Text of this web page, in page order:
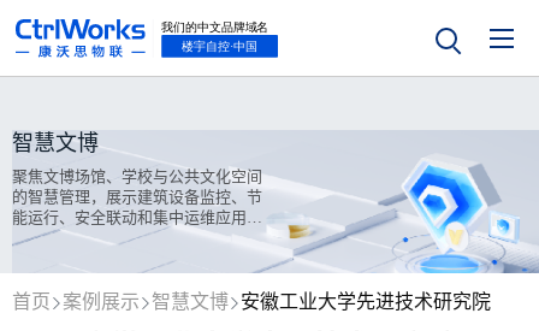
智慧文博
聚焦文博场馆、学校与公共文化空间
的智慧管理，展示建筑设备监控、节
能运行、安全联动和集中运维应用案
例实践。
首页 案例展示 智慧文博 安徽工业大学先进技术研究院